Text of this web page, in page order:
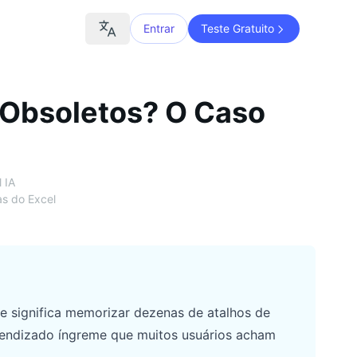
Entrar Teste Gratuito
O Caso
IA
do Excel
significa memorizar dezenas de atalhos de
íngreme que muitos usuários acham